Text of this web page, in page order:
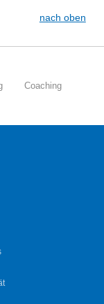
nach oben
Coaching